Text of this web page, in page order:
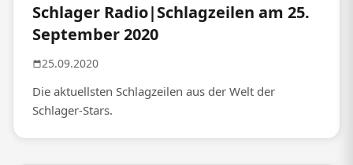
Schlager Radio|Schlagzeilen am 25.
September 2020
25.09.2020
Die aktuellsten Schlagzeilen aus der Welt der
Schlager-Stars.